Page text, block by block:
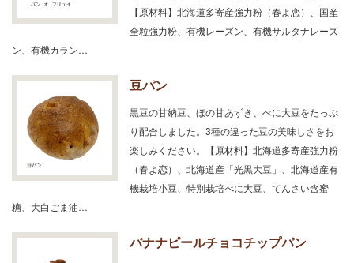
【原材料】北海道多寄産強力粉（春よ恋）、国産
全粒強力粉、有機レーズン、有機サルタナレーズ
ン、有機カラン…
豆パン
黒豆の甘納豆、ほの甘あずき、べに大豆をたっぷ
り配合しました。3種の違った豆の美味しさをお
楽しみください。【原材料】北海道多寄産強力粉
（春よ恋）、北海道産「光黒大豆」、北海道産有
機栽培小豆、特別栽培べに大豆、てんさい含蜜
糖、大白ごま油…
バナナピールチョコチップパン